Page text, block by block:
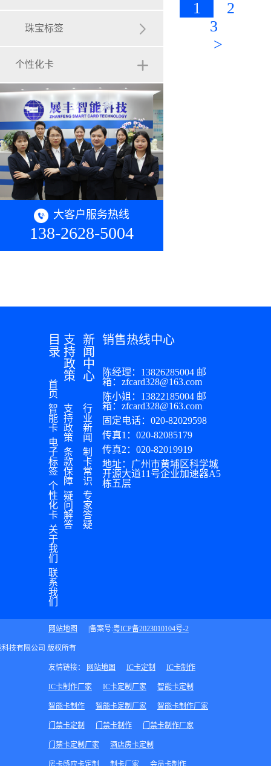
珠宝标签
个性化卡
大客户服务热线
138-2628-5004
1
2
3
>
目
录
首
页
智
能
卡
电
子
标
签
个
性
化
卡
关
于
我
们
联
系
我
们
支
持
政
策
支
持
政
策
条
款
保
障
疑
问
解
答
新
闻
中
心
行
业
新
闻
制
卡
常
识
专
家
答
疑
销售热线中心
陈经理：13826285004 邮
箱：zfcard328@163.com
陈小姐：13822185004 邮
箱：zfcard328@163.com
固定电话：020-82029598
传真1：020-82085179
传真2：020-82019919
地址：广州市黄埔区科学城
开源大道11号企业加速器A5
栋五层
网站地图 |备案号:粤ICP备2023010104号-2
技有限公司 版权所有
友情链接： 网站地图 IC卡定制 IC卡制作
IC卡制作厂家 IC卡定制厂家 智能卡定制
智能卡制作 智能卡定制厂家 智能卡制作厂家
门禁卡定制 门禁卡制作 门禁卡制作厂家
门禁卡定制厂家 酒店房卡定制
房卡感应卡定制 制卡厂家 会员卡制作